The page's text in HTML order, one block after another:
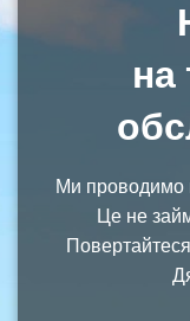
на
Ми проводимо
Це не